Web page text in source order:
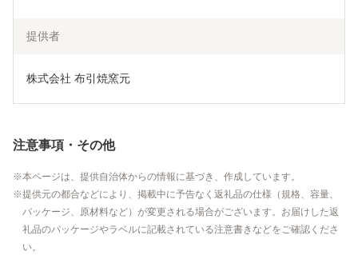
提供者
株式会社 布引焼窯元
注意事項・その他
本ページは、提供自治体からの情報に基づき、作成しています。
提供元の都合などにより、掲載中に予告なく返礼品の仕様（規格、容量、
パッケージ、原材料など）が変更される場合がございます。お届けした返
礼品のパッケージやラベルに記載されている注意書きなどをご確認くださ
い。